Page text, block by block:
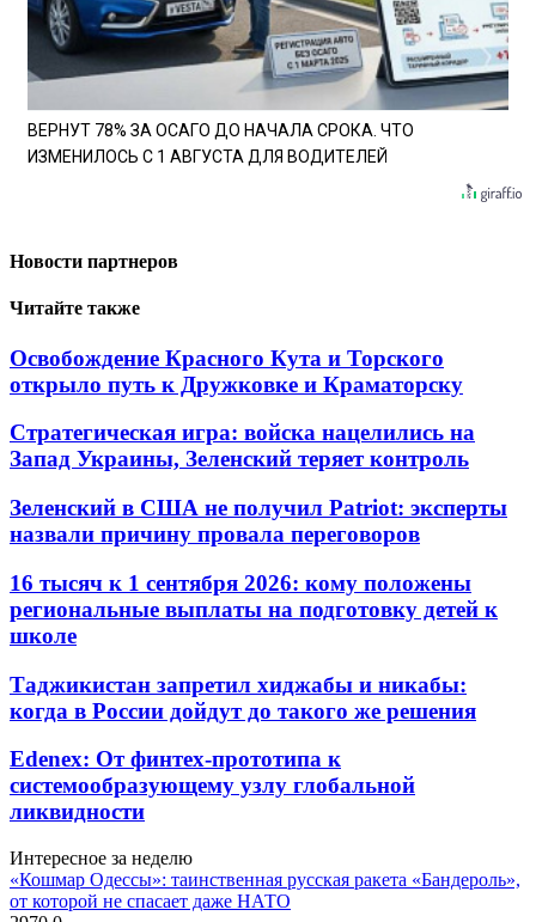
ВЕРНУТ 78% ЗА ОСАГО ДО НАЧАЛА СРОКА. ЧТО
ИЗМЕНИЛОСЬ С 1 АВГУСТА ДЛЯ ВОДИТЕЛЕЙ
Новости партнеров
Читайте также
Освобождение Красного Кута и Торского
открыло путь к Дружковке и Краматорску
Стратегическая игра: войска нацелились на
Запад Украины, Зеленский теряет контроль
Зеленский в США не получил Patriot: эксперты
назвали причину провала переговоров
16 тысяч к 1 сентября 2026: кому положены
региональные выплаты на подготовку детей к
школе
Таджикистан запретил хиджабы и никабы:
когда в России дойдут до такого же решения
Edenex: От финтех-прототипа к
системообразующему узлу глобальной
ликвидности
Интересное за неделю
«Кошмар Одессы»: таинственная русская ракета «Бандероль»,
от которой не спасает даже НАТО